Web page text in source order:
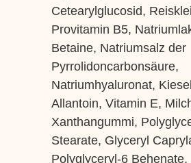
Cetearylglucosid,
Provitamin B5,
Betaine, Natriumsalz der
Pyrrolidoncarbonsäure,
Natriumhyaluronat,
Allantoin, Vitamin E,
Xanthangummi,
Stearate, Glyceryl
Polyglyceryl-6 Behenate,